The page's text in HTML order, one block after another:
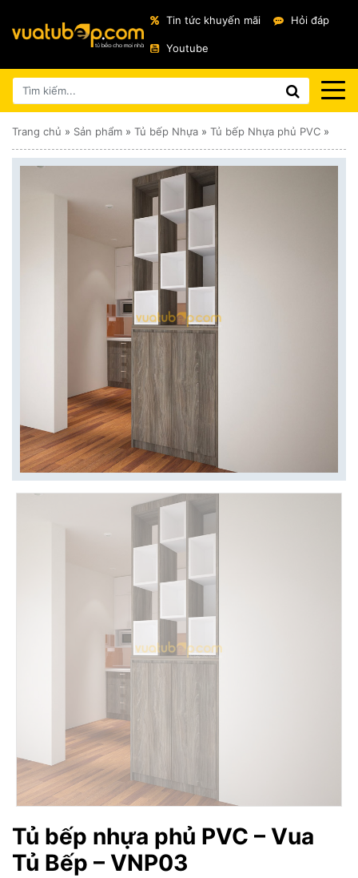
Tin tức khuyến mãi Hỏi đáp
Youtube
Trang chủ » Sản phẩm » Tủ bếp Nhựa » Tủ bếp Nhựa phủ PVC »
Tủ bếp nhựa phủ PVC – Vua
Tủ Bếp – VNP03